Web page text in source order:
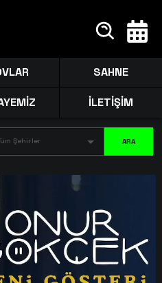
SAHNE
İLETİŞİM
Şehirler ARA